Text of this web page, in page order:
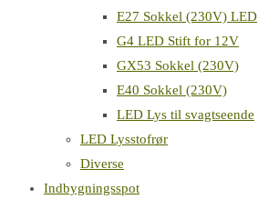
E27 Sokkel (230V) LED
G4 LED Stift for 12V
GX53 Sokkel (230V)
E40 Sokkel (230V)
LED Lys til svagtseende
LED Lysstofrør
Diverse
Indbygningsspot